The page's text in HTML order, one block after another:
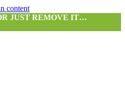
content
JUST REMOVE IT…